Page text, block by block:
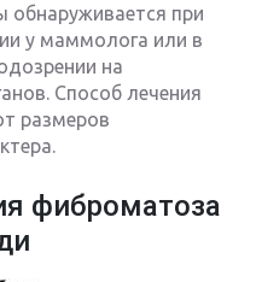
обнаруживается при
у маммолога или в
на
Способ лечения
размеров
фиброматоза